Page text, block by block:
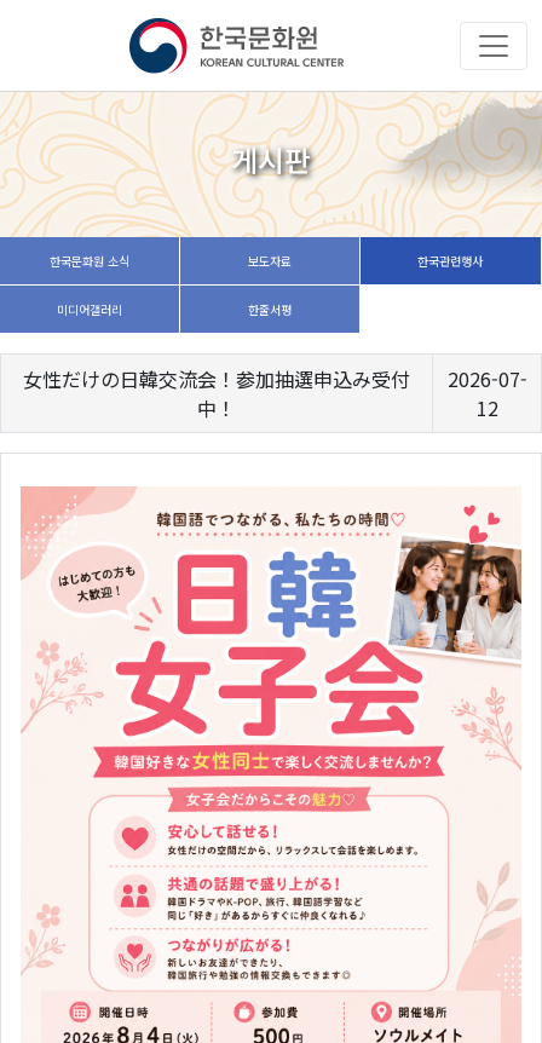
게시판
한국문화원 소식 보도자료 한국관련행사
미디어갤러리 한줄서평
女性だけの日韓交流会！参加抽選申込み受付
中！
2026-07-
12